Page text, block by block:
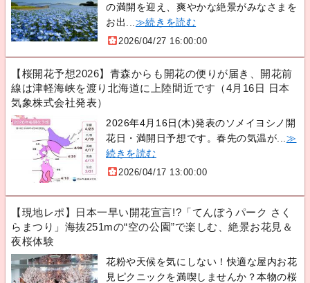
の満開を迎え、爽やかな絶景がみなさまを
お出... ≫続きを読む
2026/04/27 16:00:00
【桜開花予想2026】青森からも開花の便りが届き、開花前
線は津軽海峡を渡り北海道に上陸間近です（4月16日 日本
気象株式会社発表）
2026年4月16日(木)発表のソメイヨシノ開
花日・満開日予想です。春先の気温が... ≫
続きを読む
2026/04/17 13:00:00
【現地レポ】日本一早い開花宣言!?「てんぼうパーク さく
らまつり」海抜251mの“空の公園”で楽しむ、絶景お花見＆
夜桜体験
花粉や天候を気にしない！快適な屋内お花
見ピクニックを満喫しませんか？本物の桜